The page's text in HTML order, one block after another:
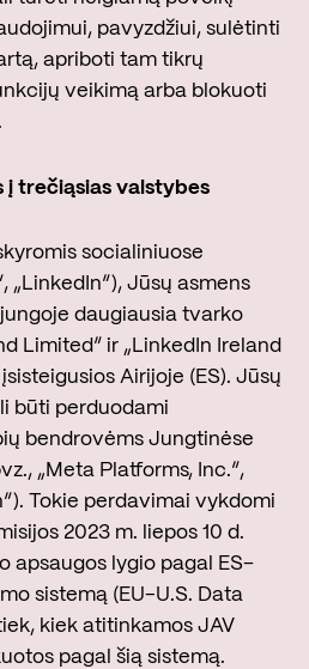
pavyzdžiui, sulėtinti
apriboti tam tikrų
veikimą arba blokuoti
į trečiąsias valstybes
socialiniuose
„LinkedIn“), Jūsų asmens
daugiausia tvarko
Limited“ ir „LinkedIn Ireland
Airijoje (ES). Jūsų
būti perduodami
bendrovėms Jungtinėse
„Meta Platforms, Inc.“,
Tokie perdavimai vykdomi
2023 m. liepos 10 d.
apsaugos lygio pagal ES–
sistemą (EU-U.S. Data
kiek atitinkamos JAV
pagal šią sistemą.